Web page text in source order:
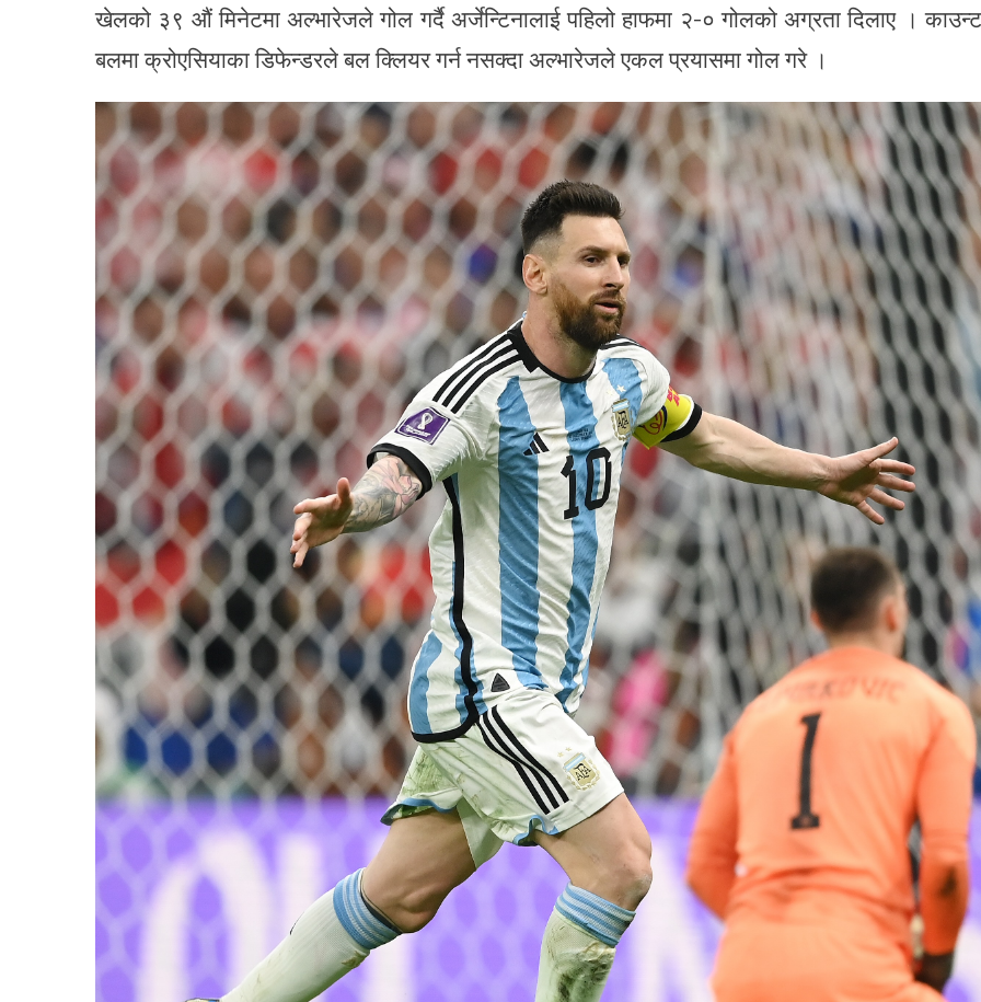
खेलको ३९ औं मिनेटमा अल्भारेजले गोल गर्दै अर्जेन्टिनालाई पहिलो हाफमा २-० गोलको अग्रता दिलाए ।
बलमा क्रोएसियाका डिफेन्डरले बल क्लियर गर्न नसक्दा अल्भारेजले एकल प्रयासमा गोल गरे ।